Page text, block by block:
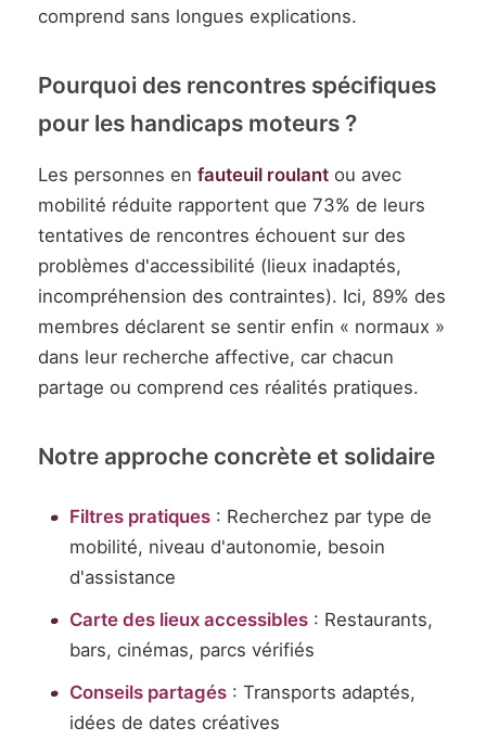
comprend sans longues explications.
Pourquoi des rencontres spécifiques
pour les handicaps moteurs ?
Les personnes en fauteuil roulant ou avec
mobilité réduite rapportent que 73% de leurs
tentatives de rencontres échouent sur des
problèmes d'accessibilité (lieux inadaptés,
incompréhension des contraintes). Ici, 89% des
membres déclarent se sentir enfin « normaux »
dans leur recherche affective, car chacun
partage ou comprend ces réalités pratiques.
Notre approche concrète et solidaire
Filtres pratiques: Recherchez par type de
mobilité, niveau d'autonomie, besoin
d'assistance
Carte des lieux accessibles: Restaurants,
bars, cinémas, parcs vérifiés
Conseils partagés: Transports adaptés,
idées de dates créatives